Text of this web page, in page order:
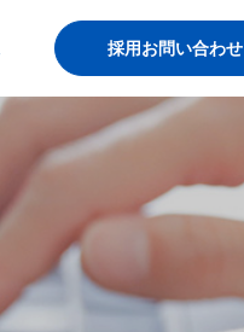
採用お問い合わせ